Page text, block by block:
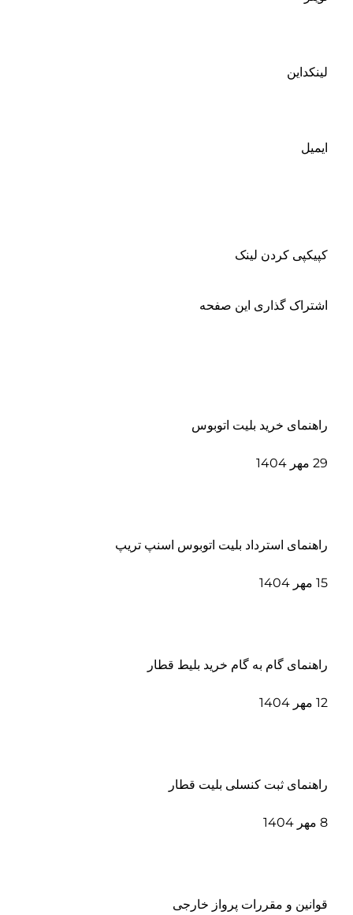
لینکداین
ایمیل
کپیکپی کردن لینک
اشتراک گذاری این صفحه
راهنمای خرید بلیت اتوبوس
29 مهر 1404
راهنمای استرداد بلیت اتوبوس اسنپ تریپ
15 مهر 1404
راهنمای گام به گام خرید بلیط قطار
12 مهر 1404
راهنمای ثبت کنسلی بلیت قطار
8 مهر 1404
قوانین و مقررات پرواز خارجی